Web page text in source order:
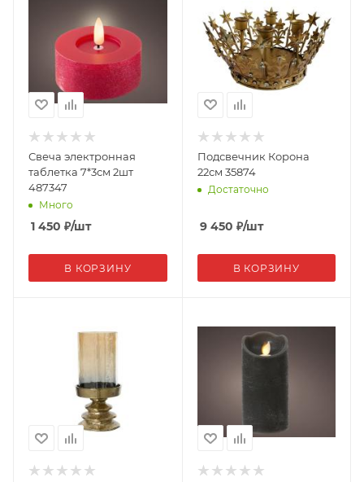
Свеча электронная
таблетка 7*3см 2шт
487347
Много
1 450 ₽/шт
В КОРЗИНУ
Подсвечник Корона
22см 35874
Достаточно
9 450 ₽/шт
В КОРЗИНУ